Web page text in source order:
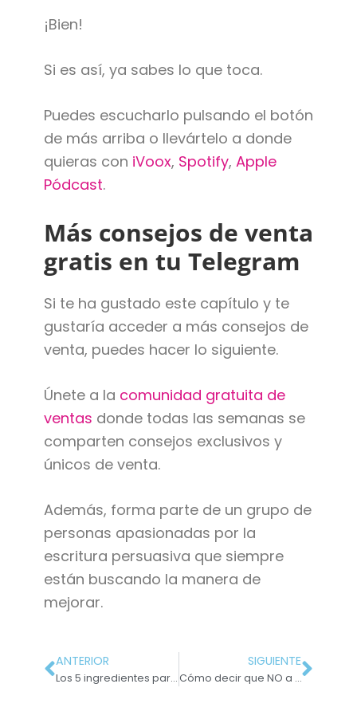
¡Bien!
Si es así, ya sabes lo que toca.
Puedes escucharlo pulsando el botón
de más arriba o llevártelo a donde
quieras con iVoox, Spotify, Apple
Pódcast.
Más consejos de venta
gratis en tu Telegram
Si te ha gustado este capítulo y te
gustaría acceder a más consejos de
venta, puedes hacer lo siguiente.
Únete a la comunidad gratuita de
ventas donde todas las semanas se
comparten consejos exclusivos y
únicos de venta.
Además, forma parte de un grupo de
personas apasionadas por la
escritura persuasiva que siempre
están buscando la manera de
mejorar.
ANTERIOR
Los 5 ingredientes para un titular persuasivo
SIGUIENTE
Cómo decir que NO a clientes sin cerrar una puerta en el futuro